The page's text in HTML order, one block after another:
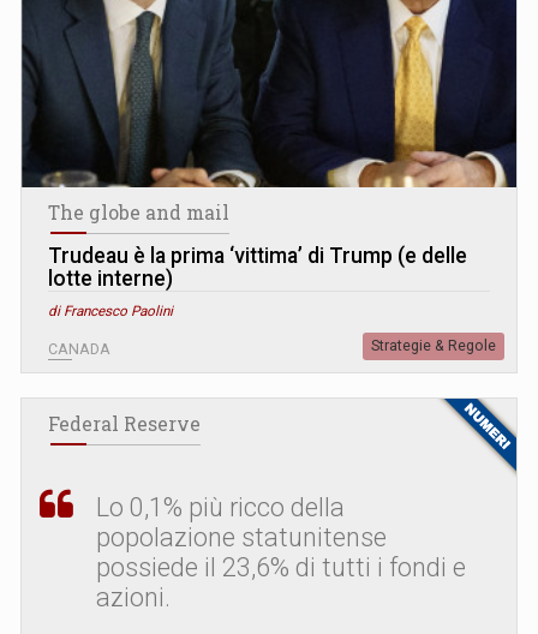
The globe and mail
Trudeau è la prima ‘vittima’ di Trump (e delle
lotte interne)
di Francesco Paolini
CANADA Strategie & Regole
Federal Reserve
Lo 0,1% più ricco della
popolazione statunitense
possiede il 23,6% di tutti i fondi e
azioni.